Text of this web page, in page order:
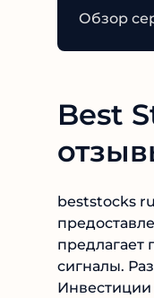
Обзор
Best
beststocks
предлагает
сигналы.